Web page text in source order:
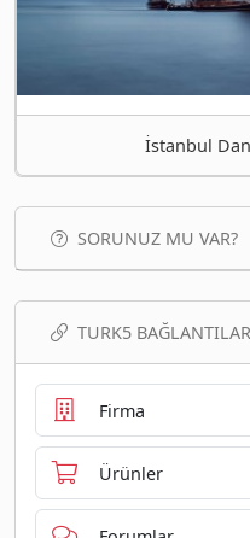
İstanbul
SORUNUZ MU VAR?
TURK5 BAĞLANTILAR
Firma
Ürünler